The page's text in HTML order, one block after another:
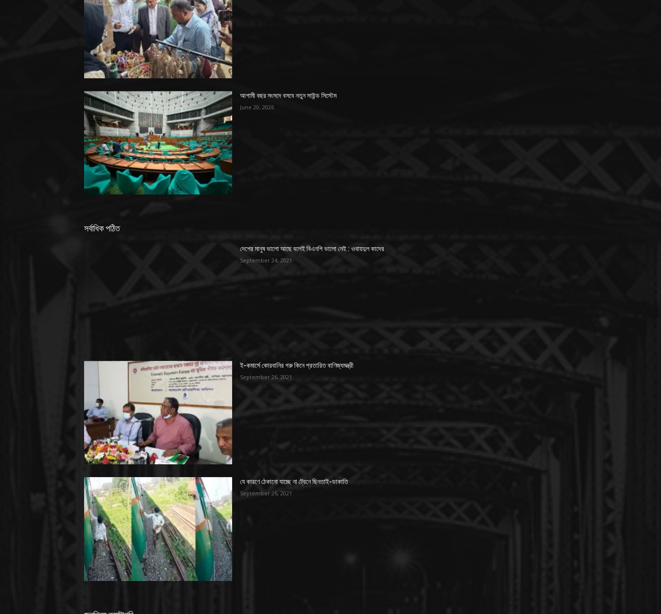
আগামী বছর সংসদে বসবে নতুন সাউন্ড সিস্টেম
June 20, 2026
সর্বাধিক পঠিত
দেশের মানুষ ভালো আছে বলেই বিএনপি ভালো নেই : ওবায়দুল কাদের
September 24, 2021
ই-কমার্সে কোরবানির গরু কিনে প্রতারিত বাণিজ্যমন্ত্রী
September 26, 2021
যে কারণে ঠেকানো যাচ্ছে না ট্রেনে ছিনতাই-ডাকাতি
September 26, 2021